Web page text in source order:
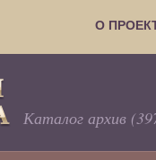
О
Каталог архив